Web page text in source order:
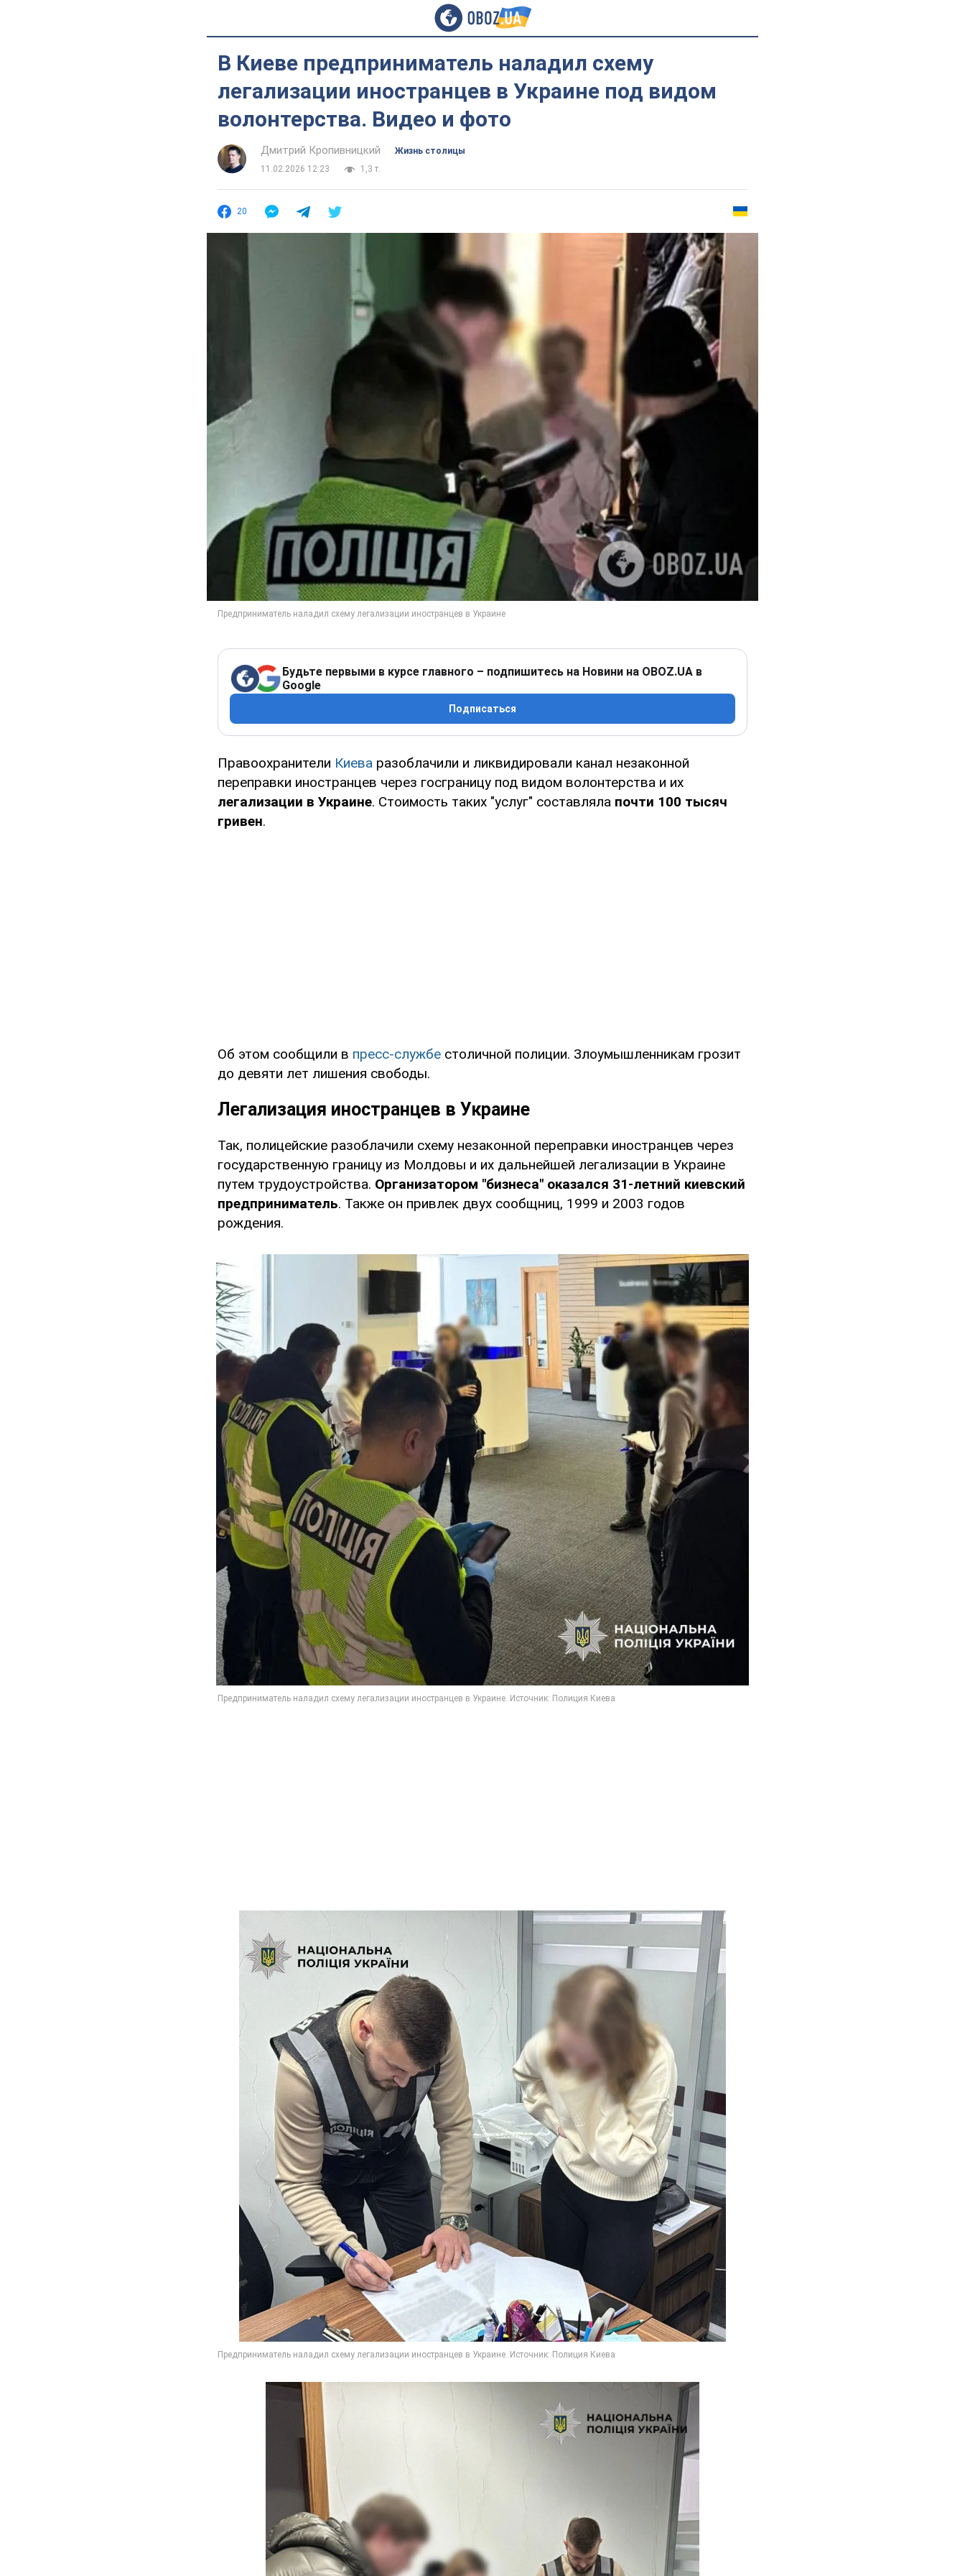
В Киеве предприниматель наладил схему
легализации иностранцев в Украине под видом
волонтерства. Видео и фото
Дмитрий Кропивницкий
Жизнь столицы
11.02.2026 12:23
1,3 т.
20
Будьте первыми в курсе главного – подпишитесь на Новини на OBOZ.UA в
Google
Подписаться
Правоохранители Киева разоблачили и ликвидировали канал незаконной
переправки иностранцев через госграницу под видом волонтерства и их
легализации в Украине. Стоимость таких "услуг" составляла почти 100 тысяч
гривен.
Об этом сообщили в пресс-службе столичной полиции. Злоумышленникам грозит
до девяти лет лишения свободы.
Легализация иностранцев в Украине
Так, полицейские разоблачили схему незаконной переправки иностранцев через
государственную границу из Молдовы и их дальнейшей легализации в Украине
путем трудоустройства. Организатором "бизнеса" оказался 31-летний киевский
предприниматель. Также он привлек двух сообщниц, 1999 и 2003 годов
рождения.